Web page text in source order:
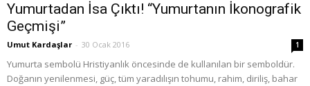
Yumurtadan İsa Çıktı! “Yumurtanın İkonografik
Geçmişi”
Umut Kardaşlar - 30 Ocak 2016 1
Yumurta sembolü Hristiyanlık öncesinde de kullanılan bir semboldür.
Doğanın yenilenmesi, güç, tüm yaradılışın tohumu, rahim, diriliş, bahar